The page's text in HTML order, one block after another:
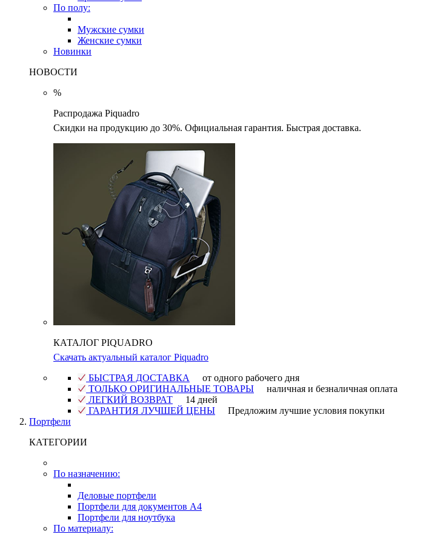
По полу:
Мужские сумки
Женские сумки
Новинки
НОВОСТИ
%
Распродажа Piquadro
Скидки на продукцию до 30%. Официальная гарантия. Быстрая доставка.
КАТАЛОГ PIQUADRO
Скачать актуальный каталог Piquadro
БЫСТРАЯ ДОСТАВКА
от одного рабочего дня
ТОЛЬКО ОРИГИНАЛЬНЫЕ ТОВАРЫ
наличная и безналичная оплата
ЛЕГКИЙ ВОЗВРАТ
14 дней
ГАРАНТИЯ ЛУЧШЕЙ ЦЕНЫ
Предложим лучшие условия покупки
Портфели
КАТЕГОРИИ
По назначению:
Деловые портфели
Портфели для документов A4
Портфели для ноутбука
По материалу: